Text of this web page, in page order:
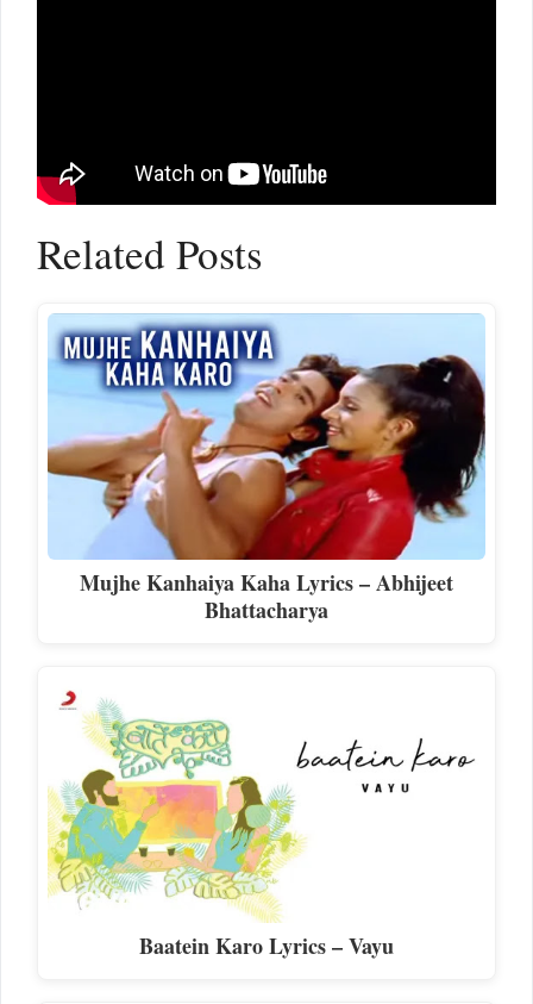
Related Posts
Mujhe Kanhaiya Kaha Lyrics – Abhijeet
Bhattacharya
Baatein Karo Lyrics – Vayu